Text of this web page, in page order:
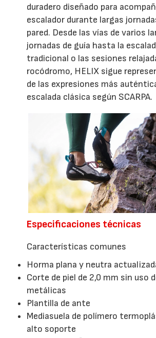
duradero diseñado para
escalador durante largas
pared. Desde las vías de varios
jornadas de guía hasta la
tradicional o las sesiones
rocódromo, HELIX sigue
de las expresiones más
escalada clásica según SCARPA.
Especificaciones técnicas
Características comunes
Horma plana y neutra
Corte de piel de 2,0 mm sin uso
metálicas
Plantilla de ante
Mediasuela de polímero
alto soporte